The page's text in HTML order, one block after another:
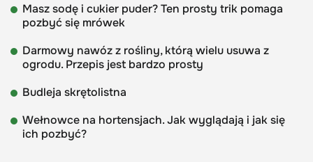
Masz sodę i cukier puder? Ten prosty trik pomaga
pozbyć się mrówek
Darmowy nawóz z rośliny, którą wielu usuwa z
ogrodu. Przepis jest bardzo prosty
Budleja skrętolistna
Wełnowce na hortensjach. Jak wyglądają i jak się
ich pozbyć?